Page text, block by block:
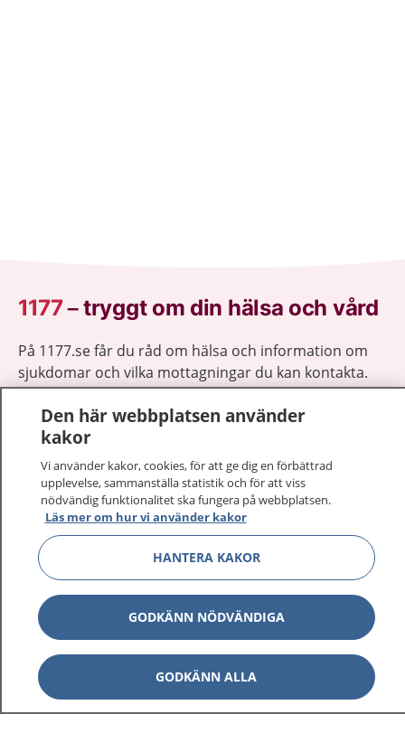
1177–tryggt om din hälsa och vård
På 1177.se får du råd om hälsa och information om
sjukdomar och vilka mottagningar du kan kontakta.
Logga in för att läsa din journal och göra dina
vårdärenden. Ring telefonnummer 1177 för
sjukvårdsrådgivning dygnet runt.
1177 ger dig råd när du vill må bättre.
1177 på flera språk Visa
Om 1177 Visa
Kontakt Visa
Den här webbplatsen använder
kakor
Vi använder kakor, cookies, för att ge dig en förbättrad
upplevelse, sammanställa statistik och för att viss
nödvändig funktionalitet ska fungera på webbplatsen.
Läs mer om hur vi använder kakor
HANTERA KAKOR
GODKÄNN NÖDVÄNDIGA
GODKÄNN ALLA